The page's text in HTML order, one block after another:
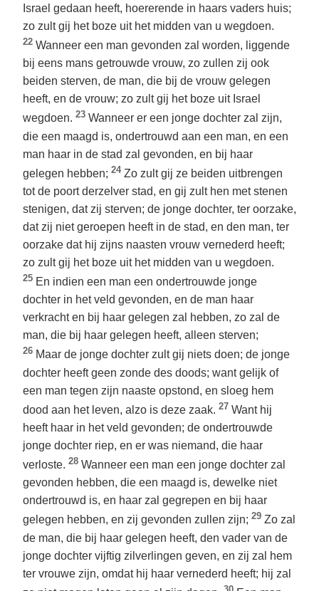
Israel gedaan heeft, hoererende in haars vaders huis;
zo zult gij het boze uit het midden van u wegdoen.
22 Wanneer een man gevonden zal worden, liggende
bij eens mans getrouwde vrouw, zo zullen zij ook
beiden sterven, de man, die bij de vrouw gelegen
heeft, en de vrouw; zo zult gij het boze uit Israel
wegdoen. 23 Wanneer er een jonge dochter zal zijn,
die een maagd is, ondertrouwd aan een man, en een
man haar in de stad zal gevonden, en bij haar
gelegen hebben; 24 Zo zult gij ze beiden uitbrengen
tot de poort derzelver stad, en gij zult hen met stenen
stenigen, dat zij sterven; de jonge dochter, ter oorzake,
dat zij niet geroepen heeft in de stad, en den man, ter
oorzake dat hij zijns naasten vrouw vernederd heeft;
zo zult gij het boze uit het midden van u wegdoen.
25 En indien een man een ondertrouwde jonge
dochter in het veld gevonden, en de man haar
verkracht en bij haar gelegen zal hebben, zo zal de
man, die bij haar gelegen heeft, alleen sterven;
26 Maar de jonge dochter zult gij niets doen; de jonge
dochter heeft geen zonde des doods; want gelijk of
een man tegen zijn naaste opstond, en sloeg hem
dood aan het leven, alzo is deze zaak. 27 Want hij
heeft haar in het veld gevonden; de ondertrouwde
jonge dochter riep, en er was niemand, die haar
verloste. 28 Wanneer een man een jonge dochter zal
gevonden hebben, die een maagd is, dewelke niet
ondertrouwd is, en haar zal gegrepen en bij haar
gelegen hebben, en zij gevonden zullen zijn; 29 Zo zal
de man, die bij haar gelegen heeft, den vader van de
jonge dochter vijftig zilverlingen geven, en zij zal hem
ter vrouwe zijn, omdat hij haar vernederd heeft; hij zal